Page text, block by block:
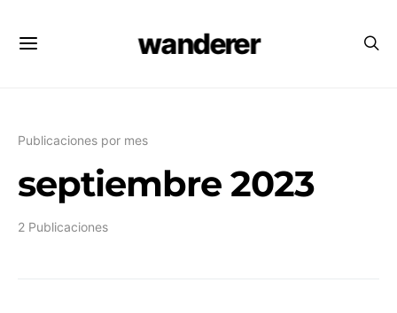
wanderer
Publicaciones por mes
septiembre 2023
2 Publicaciones